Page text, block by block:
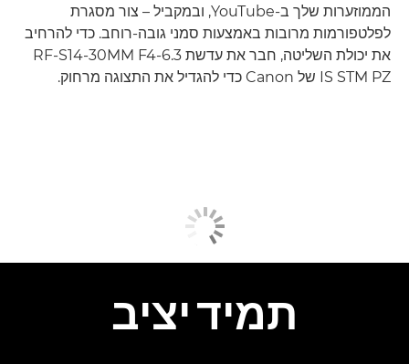
הממוזערות שלך ב-YouTube, ובמקביל – צור מסגרת
לפלטפורמות מרובות באמצעות סמני גובה-רוחב. כדי להרחיב
את יכולת השליטה, חבר את עדשת RF-S14-30MM F4-6.3
IS STM PZ של Canon כדי להגדיל את התצוגה מרחוק.
תמיד יציב